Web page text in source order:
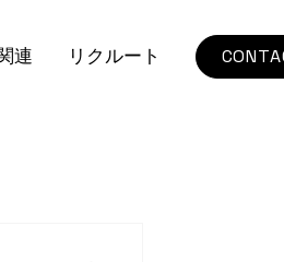
連 リクルート